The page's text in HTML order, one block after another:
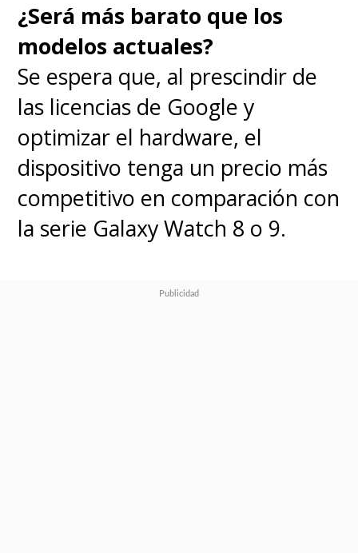
¿Será más barato que los
modelos actuales?
Se espera que, al prescindir de
las licencias de Google y
optimizar el hardware, el
dispositivo tenga un precio más
competitivo en comparación con
la serie Galaxy Watch 8 o 9.